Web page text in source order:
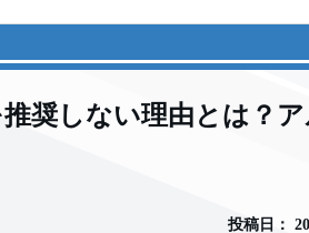
奨しない理由とは？
投稿日：